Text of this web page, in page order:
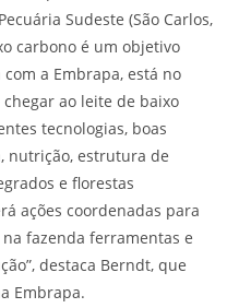
Sudeste (São Carlos,
carbono é um objetivo
a Embrapa, está no
ao leite de baixo
tecnologias, boas
nutrição, estrutura de
e florestas
ações coordenadas para
fazenda ferramentas e
destaca Berndt, que
Embrapa.